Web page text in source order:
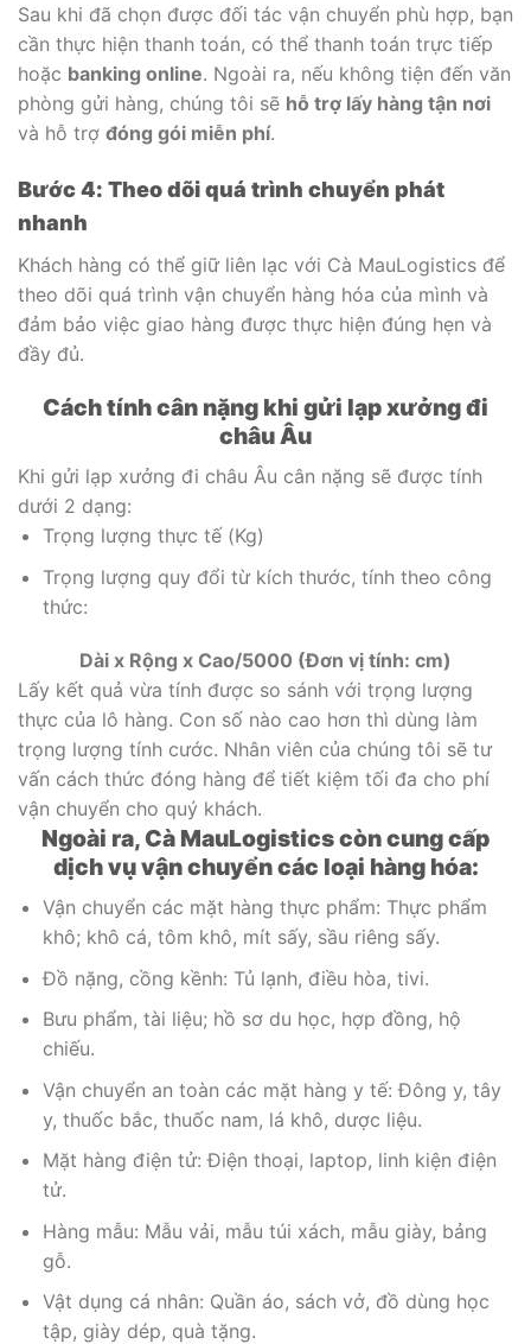
Sau khi đã chọn được đối tác vận chuyển phù hợp, bạn
cần thực hiện thanh toán, có thể thanh toán trực tiếp
hoặc banking online. Ngoài ra, nếu không tiện đến văn
phòng gửi hàng, chúng tôi sẽ hỗ trợ lấy hàng tận nơi
và hỗ trợ đóng gói miễn phí.
Bước 4: Theo dõi quá trình chuyển phát
nhanh
Khách hàng có thể giữ liên lạc với Cà MauLogistics để
theo dõi quá trình vận chuyển hàng hóa của mình và
đảm bảo việc giao hàng được thực hiện đúng hẹn và
đầy đủ.
Cách tính cân nặng khi gửi lạp xưởng đi
châu Âu
Khi gửi lạp xưởng đi châu Âu cân nặng sẽ được tính
dưới 2 dạng:
Trọng lượng thực tế (Kg)
Trọng lượng quy đổi từ kích thước, tính theo công
thức:
Dài x Rộng x Cao/5000 (Đơn vị tính: cm)
Lấy kết quả vừa tính được so sánh với trọng lượng
thực của lô hàng. Con số nào cao hơn thì dùng làm
trọng lượng tính cước. Nhân viên của chúng tôi sẽ tư
vấn cách thức đóng hàng để tiết kiệm tối đa cho phí
vận chuyển cho quý khách.
Ngoài ra, Cà MauLogistics còn cung cấp
dịch vụ vận chuyển các loại hàng hóa:
Vận chuyển các mặt hàng thực phẩm: Thực phẩm
khô; khô cá, tôm khô, mít sấy, sầu riêng sấy.
Đồ nặng, cồng kềnh: Tủ lạnh, điều hòa, tivi.
Bưu phẩm, tài liệu; hồ sơ du học, hợp đồng, hộ
chiếu.
Vận chuyển an toàn các mặt hàng y tế: Đông y, tây
y, thuốc bắc, thuốc nam, lá khô, dược liệu.
Mặt hàng điện tử: Điện thoại, laptop, linh kiện điện
tử.
Hàng mẫu: Mẫu vải, mẫu túi xách, mẫu giày, bảng
gỗ.
Vật dụng cá nhân: Quần áo, sách vở, đồ dùng học
tập, giày dép, quà tặng.